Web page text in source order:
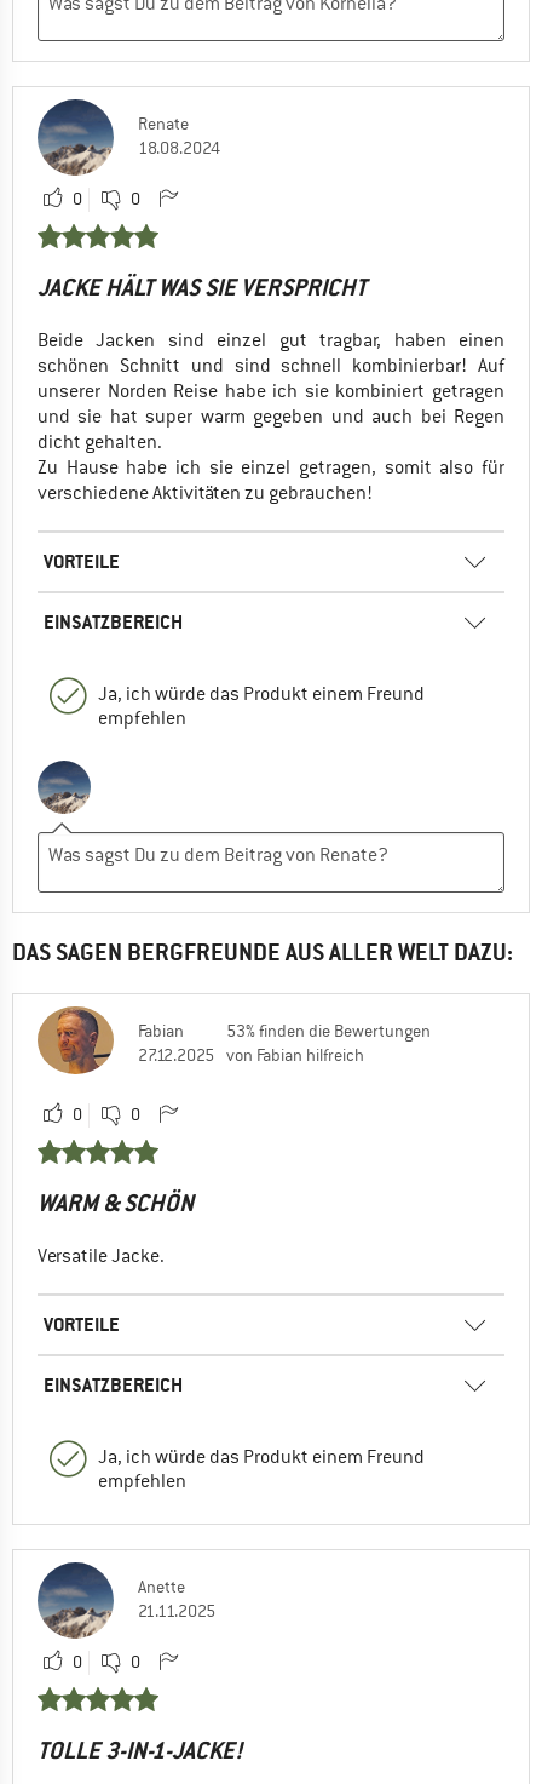
Renate
18.08.2024
0 0
JACKE HÄLT WAS SIE VERSPRICHT
Beide Jacken sind einzel gut tragbar, haben einen
schönen Schnitt und sind schnell kombinierbar! Auf
unserer Norden Reise habe ich sie kombiniert getragen
und sie hat super warm gegeben und auch bei Regen
dicht gehalten.
Zu Hause habe ich sie einzel getragen, somit also für
verschiedene Aktivitäten zu gebrauchen!
VORTEILE
EINSATZBEREICH
Ja, ich würde das Produkt einem Freund
empfehlen
DAS SAGEN BERGFREUNDE AUS ALLER WELT DAZU:
Fabian
27.12.2025
53% finden die Bewertungen
von Fabian hilfreich
0 0
WARM & SCHÖN
Versatile Jacke.
VORTEILE
EINSATZBEREICH
Ja, ich würde das Produkt einem Freund
empfehlen
Anette
21.11.2025
0 0
TOLLE 3-IN-1-JACKE!